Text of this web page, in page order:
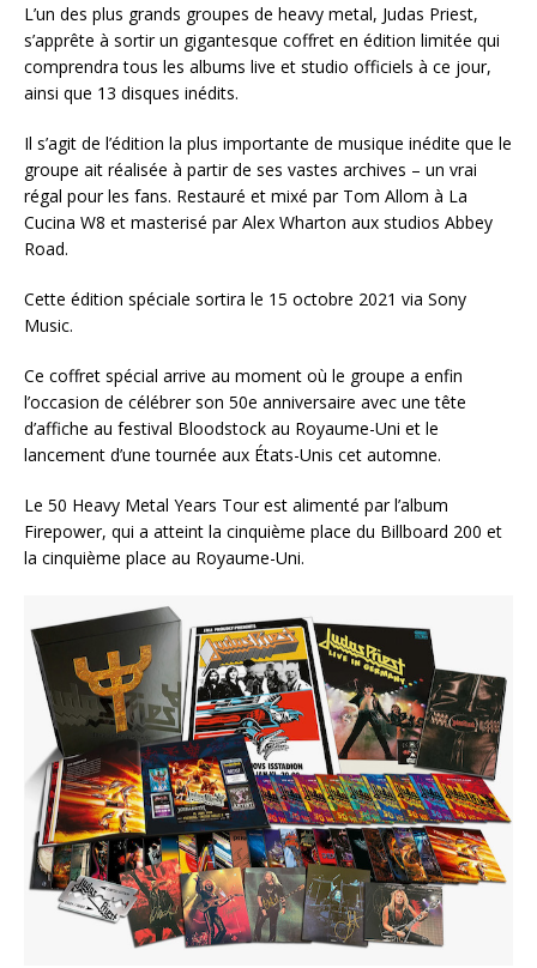
L’un des plus grands groupes de heavy metal, Judas Priest,
s’apprête à sortir un gigantesque coffret en édition limitée qui
comprendra tous les albums live et studio officiels à ce jour,
ainsi que 13 disques inédits.
Il s’agit de l’édition la plus importante de musique inédite que le
groupe ait réalisée à partir de ses vastes archives – un vrai
régal pour les fans. Restauré et mixé par Tom Allom à La
Cucina W8 et masterisé par Alex Wharton aux studios Abbey
Road.
Cette édition spéciale sortira le 15 octobre 2021 via Sony
Music.
Ce coffret spécial arrive au moment où le groupe a enfin
l’occasion de célébrer son 50e anniversaire avec une tête
d’affiche au festival Bloodstock au Royaume-Uni et le
lancement d’une tournée aux États-Unis cet automne.
Le 50 Heavy Metal Years Tour est alimenté par l’album
Firepower, qui a atteint la cinquième place du Billboard 200 et
la cinquième place au Royaume-Uni.